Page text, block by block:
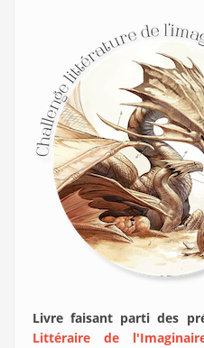
Livre faisant parti des
Littéraire de